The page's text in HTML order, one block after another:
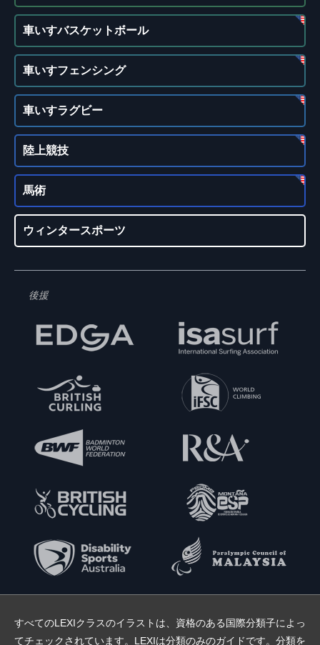
車いすバスケットボール
車いすフェンシング
車いすラグビー
陸上競技
馬術
ウィンタースポーツ
後援
すべてのLEXIクラスのイラストは、資格のある国際分類子によっ
てチェックされています。LEXIは分類のみのガイドです。分類を